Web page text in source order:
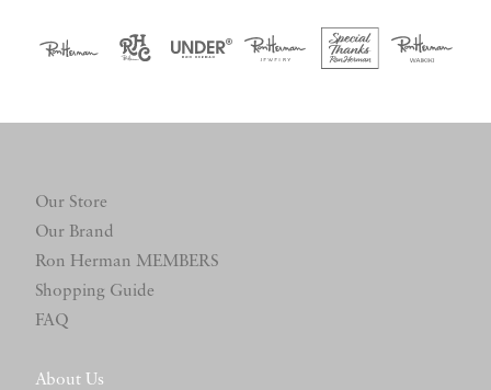
Our Store
Our Brand
Ron Herman MEMBERS
Shopping Guide
FAQ
About Us